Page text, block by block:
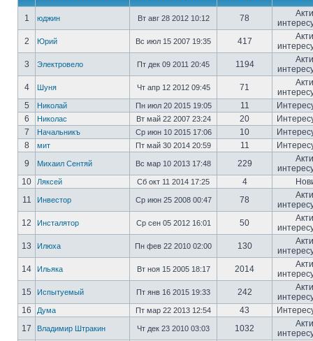
1 юджин Вт авг 28 2012 10:12 78
2
Юрий Вс июл 15 2007 19:35 417
3
Электровело Пт дек 09 2011 20:45 1194
4
Шуня Чт апр 12 2012 09:45 71
5
Николай Пн июл 20 2015 19:05 11
6
Николас Вт май 22 2007 23:24 20
7
Начальникъ Ср июн 10 2015 17:06 10
8
мит Пт май 30 2014 20:59 11
9
Михаил Сентяй Вс мар 10 2013 17:48 229
10
Ляксей Сб окт 11 2014 17:25 4
11
Инвестор Ср июн 25 2008 00:47 78
12
Инсталятор Ср сен 05 2012 16:01 50
13
Илюха Пн фев 22 2010 02:00 130
14
Ильяка Вт ноя 15 2005 18:17 2014
15
Испытуемый Пт янв 16 2015 19:33 242
16
Дума Пт мар 22 2013 12:54 43
17
Владимир Штракин Чт дек 23 2010 03:03 1032